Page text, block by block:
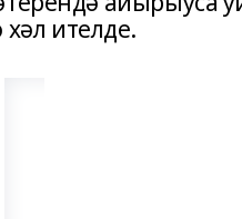
ителде.